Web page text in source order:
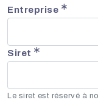
Entreprise
Siret
Le siret est réservé à